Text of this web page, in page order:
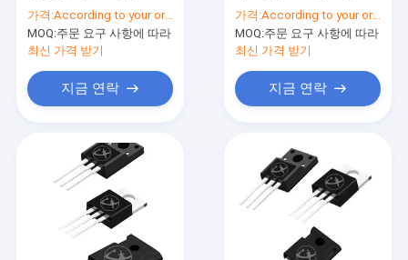
가격:According to your order requirement
MOQ:주문 요구 사항에 따라
최신 가격 받기
지금 연락
가격:According to your order requirement
MOQ:주문 요구 사항에 따라
최신 가격 받기
지금 연락